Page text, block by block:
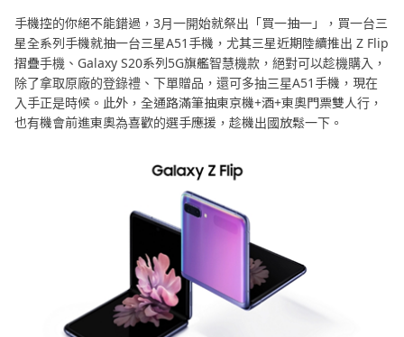
手機控的你絕不能錯過，3月一開始就祭出「買一抽一」，買一台三
星全系列手機就抽一台三星A51手機，尤其三星近期陸續推出 Z Flip
摺疊手機、Galaxy S20系列5G旗艦智慧機款，絕對可以趁機購入，
除了拿取原廠的登錄禮、下單贈品，還可多抽三星A51手機，現在
入手正是時候。此外，全通路滿筆抽東京機+酒+東奧門票雙人行，
也有機會前進東奧為喜歡的選手應援，趁機出國放鬆一下。